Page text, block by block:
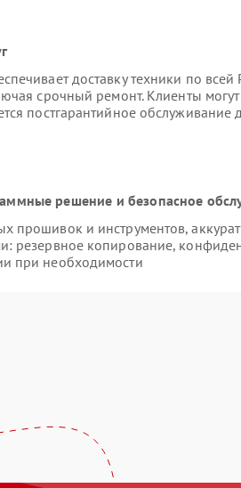
доставку техники по
срочный ремонт. Клиенты могут
постгарантийное
решение и безопасное
прошивок и инструментов,
резервное копирование,
при необходимости